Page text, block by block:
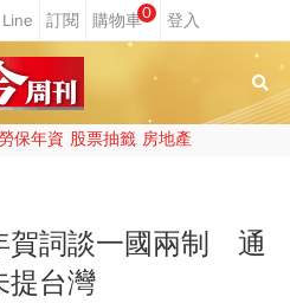
0
保年資 股票抽籤 房地產
賀詞談一國兩制 通
提台灣